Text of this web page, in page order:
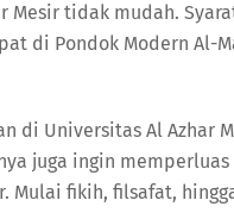
Mesir tidak mudah.
di Pondok Modern Al-
di Universitas Al Azhar
juga ingin memperluas
Mulai fikih, filsafat,